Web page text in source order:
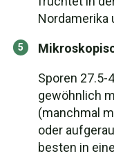
Nordamerika
Sporen 27.5-
gewöhnlich
(manchmal
oder
besten in